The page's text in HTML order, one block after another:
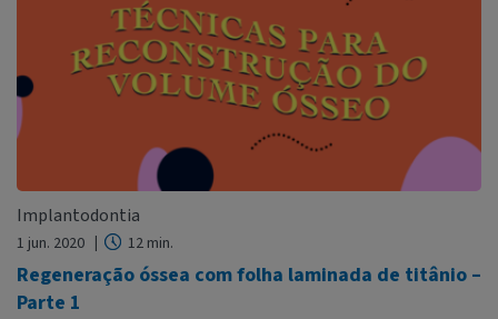
Implantodontia
1 jun. 2020 12 min.
Regeneração óssea com folha laminada de titânio –
Parte 1